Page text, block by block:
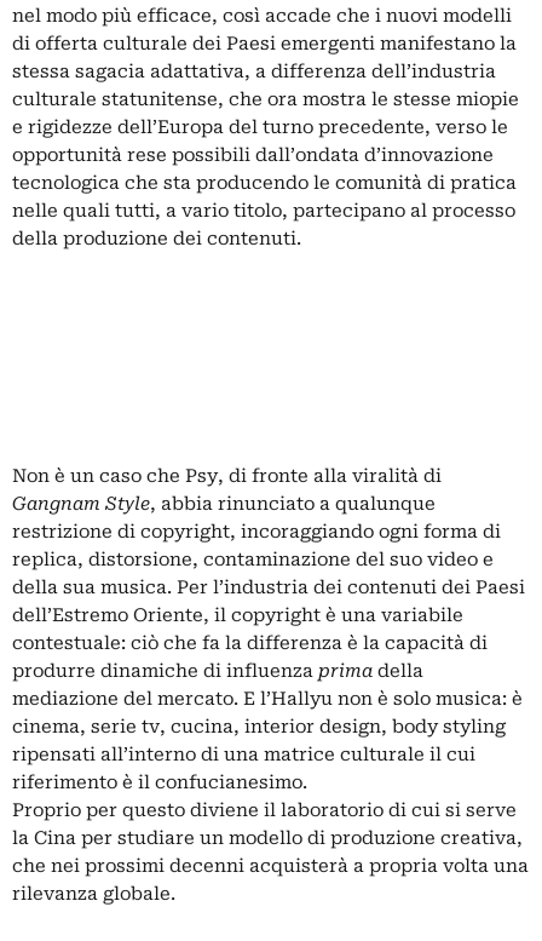
nel modo più efficace, così accade che i nuovi modelli
di offerta culturale dei Paesi emergenti manifestano la
stessa sagacia adattativa, a differenza dell’industria
culturale statunitense, che ora mostra le stesse miopie
e rigidezze dell’Europa del turno precedente, verso le
opportunità rese possibili dall’ondata d’innovazione
tecnologica che sta producendo le comunità di pratica
nelle quali tutti, a vario titolo, partecipano al processo
della produzione dei contenuti.
Non è un caso che Psy, di fronte alla viralità di
Gangnam Style, abbia rinunciato a qualunque
restrizione di copyright, incoraggiando ogni forma di
replica, distorsione, contaminazione del suo video e
della sua musica. Per l’industria dei contenuti dei Paesi
dell’Estremo Oriente, il copyright è una variabile
contestuale: ciò che fa la differenza è la capacità di
produrre dinamiche di influenza prima della
mediazione del mercato. E l’Hallyu non è solo musica: è
cinema, serie tv, cucina, interior design, body styling
ripensati all’interno di una matrice culturale il cui
riferimento è il confucianesimo.
Proprio per questo diviene il laboratorio di cui si serve
la Cina per studiare un modello di produzione creativa,
che nei prossimi decenni acquisterà a propria volta una
rilevanza globale.